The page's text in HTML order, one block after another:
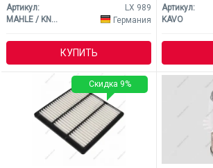
Артикул:
LX 989
MAHLE / KNECHT
Германия
КУПИТЬ
Артикул:
KAVO
Скидка 9%